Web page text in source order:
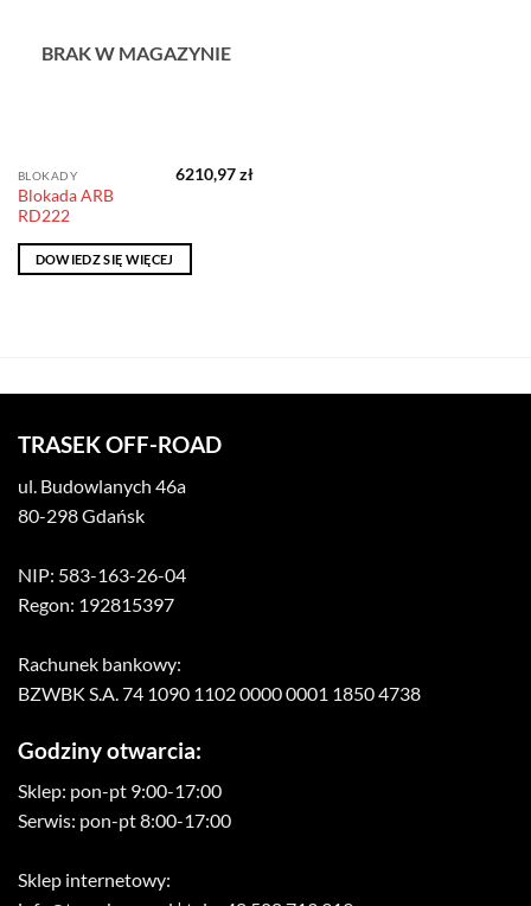
BRAK W MAGAZYNIE
BLOKADY
Blokada ARB
RD222
6210,97zł
DOWIEDZ SIĘ WIĘCEJ
TRASEK OFF-ROAD
ul. Budowlanych 46a
80-298 Gdańsk
NIP: 583-163-26-04
Regon: 192815397
Rachunek bankowy:
BZWBK S.A. 74 1090 1102 0000 0001 1850 4738
Godziny otwarcia:
Sklep: pon-pt 9:00-17:00
Serwis: pon-pt 8:00-17:00
Sklep internetowy: